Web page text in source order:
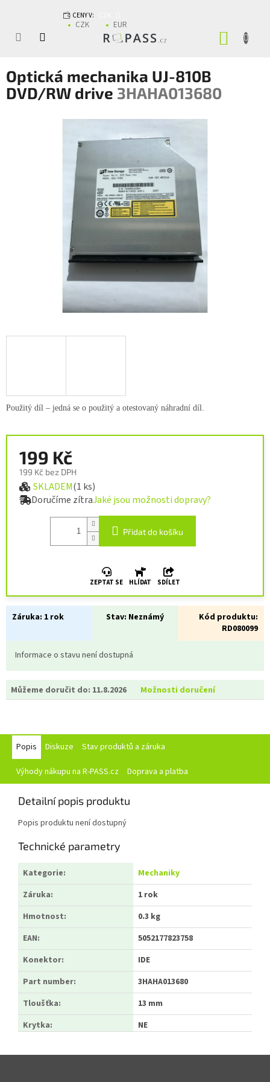
CENY V:
CZK EUR
Optická mechanika UJ-810B
DVD/RW drive 3HAHA013680
199 Kč
199 Kč bez DPH
Měrná cena:
SKLADEM(1 ks)
Doručíme zítraJaké jsou možnosti dopravy?
Přidat do košíku
ZEPTAT SE HLÍDAT SDÍLET
Záruka: 1 rok Stav: Neznámý
Kód produktu:
RD080099
Informace o stavu není dostupná
Můžeme doručit do: 11.8.2026 Možnosti doručení
Použitý díl – jedná se o použitý a otestovaný náhradní díl.
Popis Diskuze Stav produktů a záruka
Výhody nákupu na R-PASS.cz Doprava a platba
Detailní popis produktu
Popis produktu není dostupný
Technické parametry
Kategorie:
Mechaniky
Záruka:
1 rok
Hmotnost:
0.3 kg
EAN:
5052177823758
Konektor:
IDE
Part number:
3HAHA013680
Tloušťka:
13 mm
Krytka: NE